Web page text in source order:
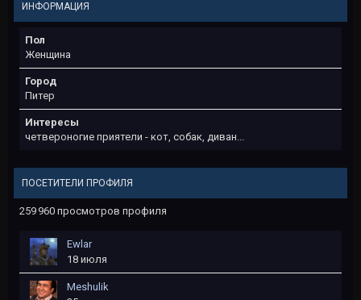
ИНФОРМАЦИЯ
Пол
Женщина
Город
Питер
Интересы
четвероногие приятели - кот, собак, диван...
ПОСЕТИТЕЛИ ПРОФИЛЯ
259 960 просмотров профиля
Ewlar
18 июля
Meshulik